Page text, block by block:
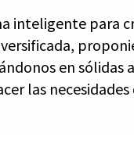
inteligente para
en sólidas
las